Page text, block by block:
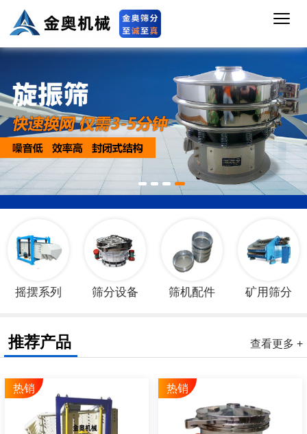
1 2 3 4
摇摆系列 筛分设备 筛机配件 矿用筛分
查看更多 +
推荐产品